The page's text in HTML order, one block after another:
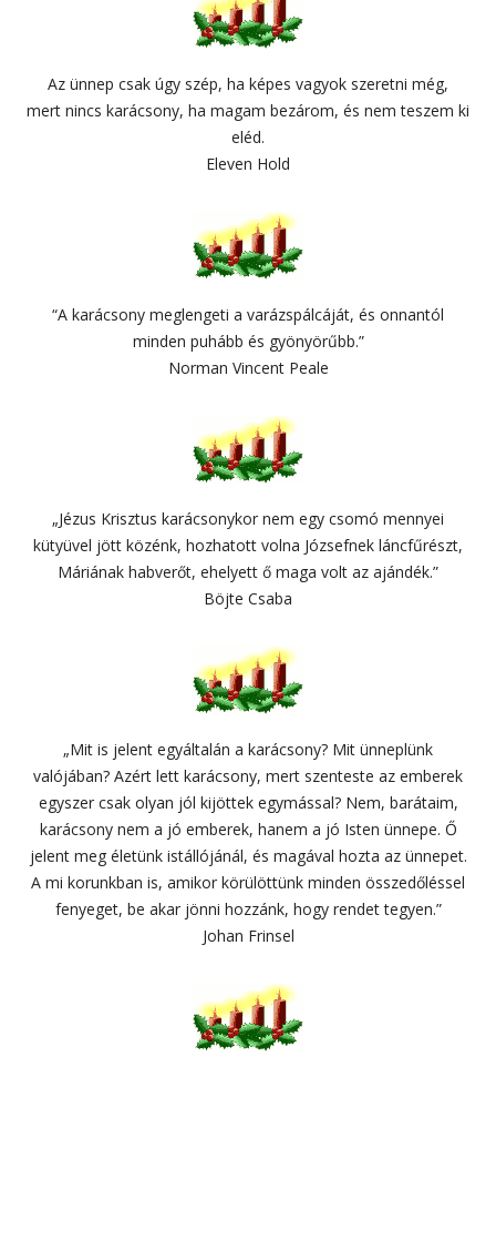
Az ünnep csak úgy szép, ha képes vagyok szeretni még,
mert nincs karácsony, ha magam bezárom, és nem teszem ki
eléd.
Eleven Hold
“A karácsony meglengeti a varázspálcáját, és onnantól
minden puhább és gyönyörűbb.”
Norman Vincent Peale
„Jézus Krisztus karácsonykor nem egy csomó mennyei
kütyüvel jött közénk, hozhatott volna Józsefnek láncfűrészt,
Máriának habverőt, ehelyett ő maga volt az ajándék.”
Böjte Csaba
„Mit is jelent egyáltalán a karácsony? Mit ünneplünk
valójában? Azért lett karácsony, mert szenteste az emberek
egyszer csak olyan jól kijöttek egymással? Nem, barátaim,
karácsony nem a jó emberek, hanem a jó Isten ünnepe. Ő
jelent meg életünk istállójánál, és magával hozta az ünnepet.
A mi korunkban is, amikor körülöttünk minden összedőléssel
fenyeget, be akar jönni hozzánk, hogy rendet tegyen.”
Johan Frinsel